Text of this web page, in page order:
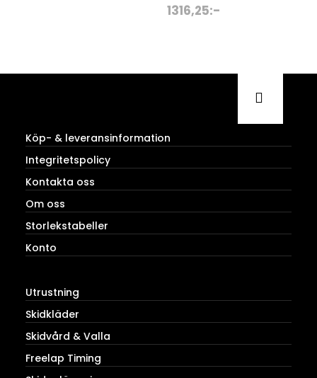
1316,25:-
Köp- & leveransinformation
Integritetspolicy
Kontakta oss
Om oss
Storlekstabeller
Konto
Utrustning
Skidkläder
Skidvård & Valla
Freelap Timing